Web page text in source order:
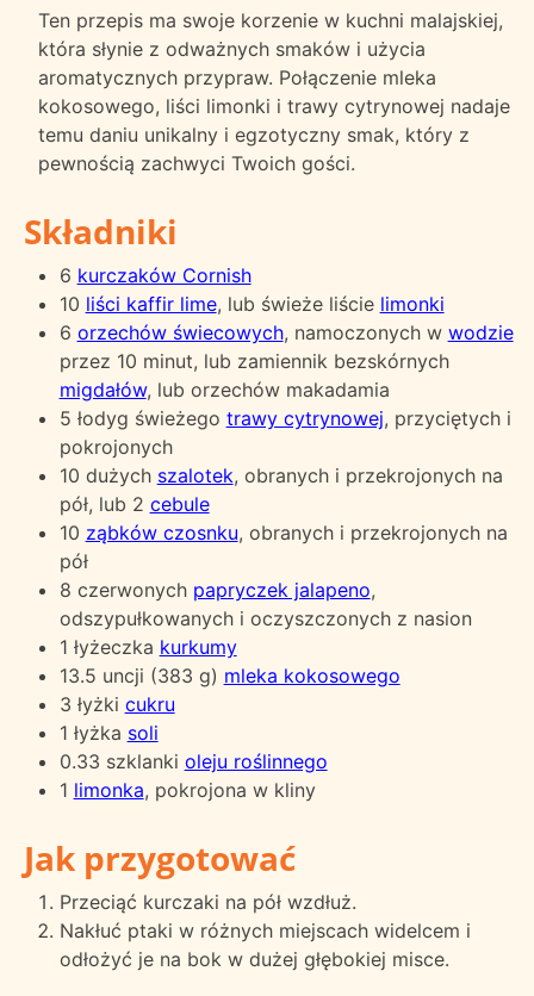
Ten przepis ma swoje korzenie w kuchni malajskiej,
która słynie z odważnych smaków i użycia
aromatycznych przypraw. Połączenie mleka
kokosowego, liści limonki i trawy cytrynowej nadaje
temu daniu unikalny i egzotyczny smak, który z
pewnością zachwyci Twoich gości.
Składniki
6 kurczaków Cornish
10 liści kaffir lime, lub świeże liście limonki
6 orzechów świecowych, namoczonych w wodzie
przez 10 minut, lub zamiennik bezskórnych
migdałów, lub orzechów makadamia
5 łodyg świeżego trawy cytrynowej, przyciętych i
pokrojonych
10 dużych szalotek, obranych i przekrojonych na
pół, lub 2 cebule
10 ząbków czosnku, obranych i przekrojonych na
pół
8 czerwonych papryczek jalapeno,
odszypułkowanych i oczyszczonych z nasion
1 łyżeczka kurkumy
13.5 uncji (383 g) mleka kokosowego
3 łyżki cukru
1 łyżka soli
0.33 szklanki oleju roślinnego
1 limonka, pokrojona w kliny
Jak przygotować
Przeciąć kurczaki na pół wzdłuż.
Nakłuć ptaki w różnych miejscach widelcem i
odłożyć je na bok w dużej głębokiej misce.